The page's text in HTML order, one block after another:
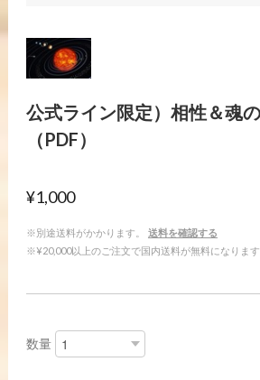
公式ライン限定）相性＆魂
（PDF）
¥1,000
※別途送料がかかります。
送料を確認する
※¥20,000以上のご注文で国内送料が無料になります
数量